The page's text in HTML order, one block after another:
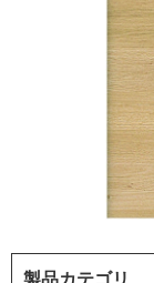
製品カテゴリ